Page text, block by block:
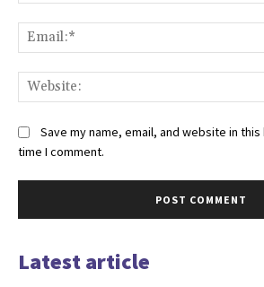
Save my name, email, and website in
time I comment.
Latest article